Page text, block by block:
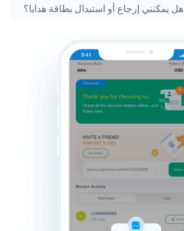
هل يمكنني إرجاع أو استبدال بطاقة هدايا؟